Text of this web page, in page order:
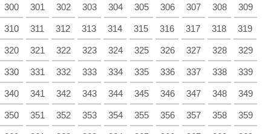
300 301 302 303 304 305 306 307 308 309
310 311 312 313 314 315 316 317 318 319
320 321 322 323 324 325 326 327 328 329
330 331 332 333 334 335 336 337 338 339
340 341 342 343 344 345 346 347 348 349
350 351 352 353 354 355 356 357 358 359